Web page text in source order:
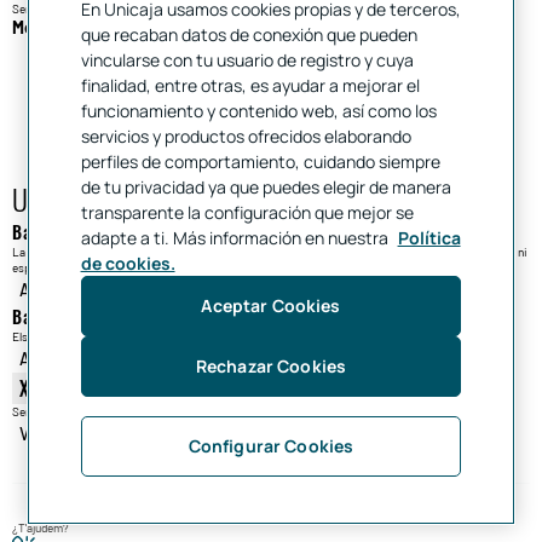
Sense risc per al teu comerç
Més informació
Normativa PSD2 Compres
Unicaja también es
Banca Digital
La teva oficina a l'ordinador. Consulta i realitza totes les teves operacions bancàries sense horaris ni
esperes.
AVANTATGES DE LA BANCA DIGITAL
Banca mòbil
Els teus comptes i productes Unicaja sempre a mà. En qualsevol moment i en qualsevol lloc.
AVANTATGES DE LA BANCA MÒBIL
Xarxa de caixers i oficines
Sempre hi ha una oficina i/o un caixer Unicaja a prop teu per realitzar les teves gestions.
VEURE LA XARXA DE CAIXERS I OFICINES
¿T'ajudem?
En Unicaja usamos cookies propias y de terceros,
que recaban datos de conexión que pueden
vincularse con tu usuario de registro y cuya
finalidad, entre otras, es ayudar a mejorar el
funcionamiento y contenido web, así como los
servicios y productos ofrecidos elaborando
perfiles de comportamiento, cuidando siempre
de tu privacidad ya que puedes elegir de manera
transparente la configuración que mejor se
adapte a ti. Más información en nuestra Política
de cookies.
Configurar Cookies
Rechazar Cookies
Aceptar Cookies